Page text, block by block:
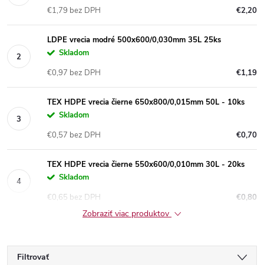
€2,20
€1,79 bez DPH
LDPE vrecia modré 500x600/0,030mm 35L 25ks
Skladom
€1,19
€0,97 bez DPH
TEX HDPE vrecia čierne 650x800/0,015mm 50L - 10ks
Skladom
€0,70
€0,57 bez DPH
TEX HDPE vrecia čierne 550x600/0,010mm 30L - 20ks
Skladom
€0,80
€0,65 bez DPH
Zobraziť viac produktov
Filtrovať